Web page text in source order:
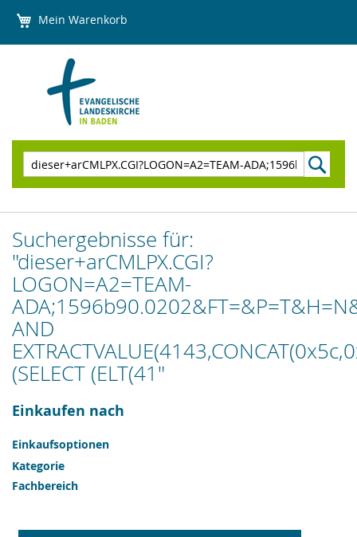
Mein Warenkorb
zum
Suchen
Suchergebnisse für:
"dieser+arCMLPX.CGI?
LOGON=A2=TEAM-
AND
(SELECT (ELT(41"
Einkaufen nach
Einkaufsoptionen
Kategorie
Fachbereich